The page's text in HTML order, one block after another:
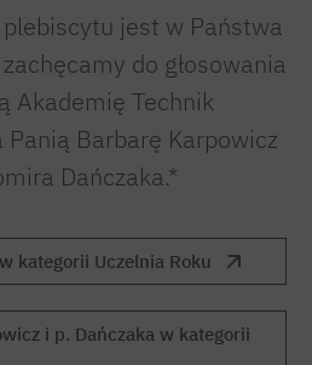
jest w Państwa
do głosowania
Akademię Technik
Barbarę Karpowicz
Dańczaka.*
kategorii Uczelnia Roku
i p. Dańczaka w kategorii